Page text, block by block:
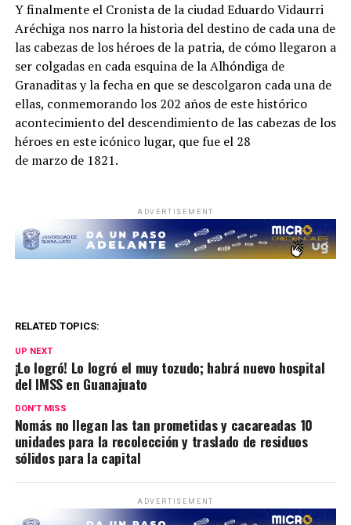
Y finalmente el Cronista de la ciudad Eduardo Vidaurri
Aréchiga nos narro la historia del destino de cada una de
las cabezas de los héroes de la patria, de cómo llegaron a
ser colgadas en cada esquina de la Alhóndiga de
Granaditas y la fecha en que se descolgaron cada una de
ellas, conmemorando los 202 años de este histórico
acontecimiento del descendimiento de las cabezas de los
héroes en este icónico lugar, que fue el 28
de marzo de 1821.
ADVERTISEMENT
RELATED TOPICS:
UP NEXT
¡Lo logró! Lo logró el muy tozudo; habrá nuevo hospital
del IMSS en Guanajuato
DON'T MISS
Nomás no llegan las tan prometidas y cacareadas 10
unidades para la recolección y traslado de residuos
sólidos para la capital
ADVERTISEMENT